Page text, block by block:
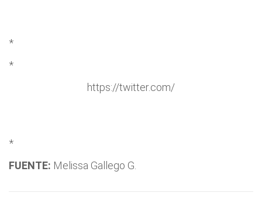
*
*
https://twitter.com/
*
FUENTE: Melissa Gallego G.